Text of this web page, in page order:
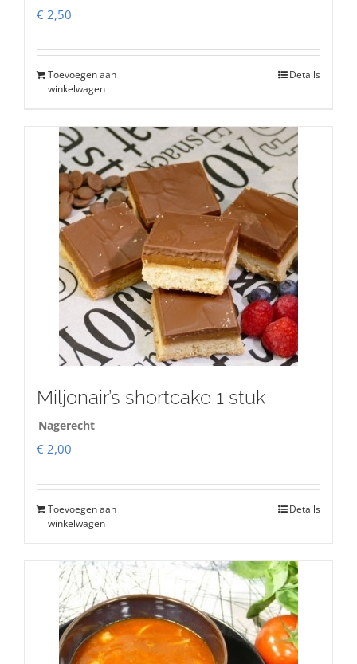
€ 2,50
Toevoegen aan
winkelwagen
Details
Miljonair’s shortcake 1 stuk
Nagerecht
€ 2,00
Toevoegen aan
winkelwagen
Details